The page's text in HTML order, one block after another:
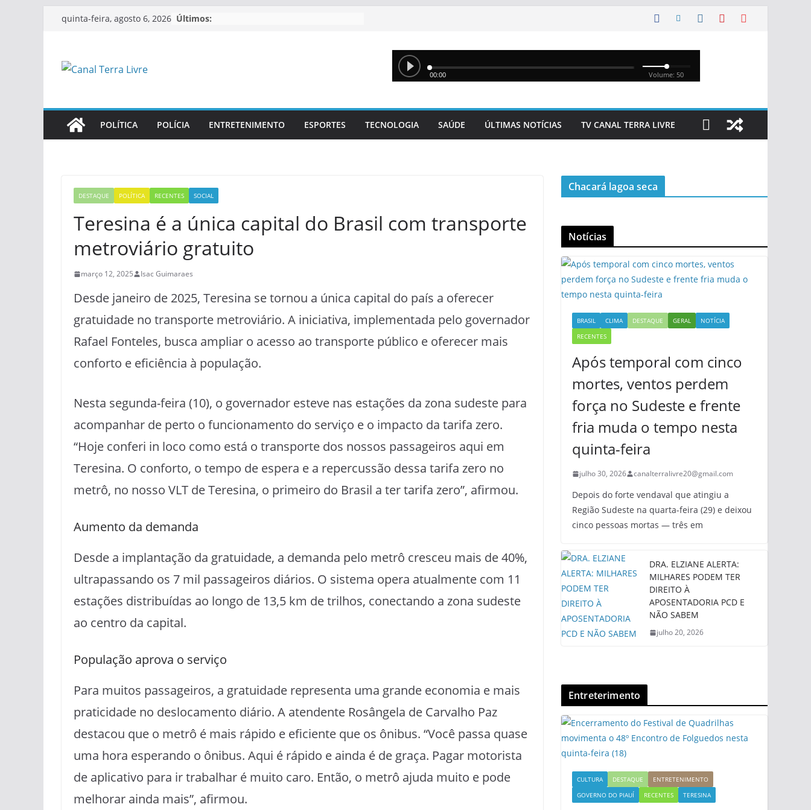
quinta-feira, agosto 6, 2026 Últimos:
POLÍTICA POLÍCIA ENTRETENIMENTO ESPORTES TECNOLOGIA SAÚDE ÚLTIMAS NOTÍCIAS TV CANAL TERRA LIVRE
DESTAQUE POLÍTICA RECENTES SOCIAL
Teresina é a única capital do Brasil com transporte
metroviário gratuito
março 12, 2025 Isac Guimaraes
Desde janeiro de 2025, Teresina se tornou a única capital do país a oferecer
gratuidade no transporte metroviário. A iniciativa, implementada pelo governador
Rafael Fonteles, busca ampliar o acesso ao transporte público e oferecer mais
conforto e eficiência à população.
Nesta segunda-feira (10), o governador esteve nas estações da zona sudeste para
acompanhar de perto o funcionamento do serviço e o impacto da tarifa zero.
“Hoje conferi in loco como está o transporte dos nossos passageiros aqui em
Teresina. O conforto, o tempo de espera e a repercussão dessa tarifa zero no
metrô, no nosso VLT de Teresina, o primeiro do Brasil a ter tarifa zero”, afirmou.
Aumento da demanda
Desde a implantação da gratuidade, a demanda pelo metrô cresceu mais de 40%,
ultrapassando os 7 mil passageiros diários. O sistema opera atualmente com 11
estações distribuídas ao longo de 13,5 km de trilhos, conectando a zona sudeste
ao centro da capital.
População aprova o serviço
Para muitos passageiros, a gratuidade representa uma grande economia e mais
praticidade no deslocamento diário. A atendente Rosângela de Carvalho Paz
destacou que o metrô é mais rápido e eficiente que os ônibus. “Você passa quase
uma hora esperando o ônibus. Aqui é rápido e ainda é de graça. Pagar motorista
de aplicativo para ir trabalhar é muito caro. Então, o metrô ajuda muito e pode
melhorar ainda mais”, afirmou.
Chacará lagoa seca
Notícias
BRASIL CLIMA DESTAQUE GERAL
NOTÍCIA
RECENTES
Após temporal com cinco
mortes, ventos perdem
força no Sudeste e frente
fria muda o tempo nesta
quinta-feira
julho 30, 2026 canalterralivre20@gmail.com
Depois do forte vendaval que atingiu a
Região Sudeste na quarta-feira (29) e deixou
cinco pessoas mortas — três em
DRA. ELZIANE ALERTA:
MILHARES PODEM TER
DIREITO À
APOSENTADORIA PCD E
NÃO SABEM
julho 20, 2026
Entreterimento
CULTURA DESTAQUE
ENTRETENIMENTO
GOVERNO DO PIAUÍ
RECENTES TERESINA